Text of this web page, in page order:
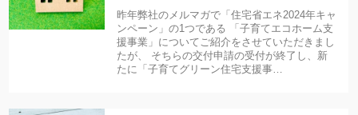
昨年弊社のメルマガで「住宅省エネ2024年キャ
ンペーン」の1つである 「子育てエコホーム支
援事業」についてご紹介をさせていただきまし
たが、 そちらの交付申請の受付が終了し、新
たに「子育てグリーン住宅支援事…